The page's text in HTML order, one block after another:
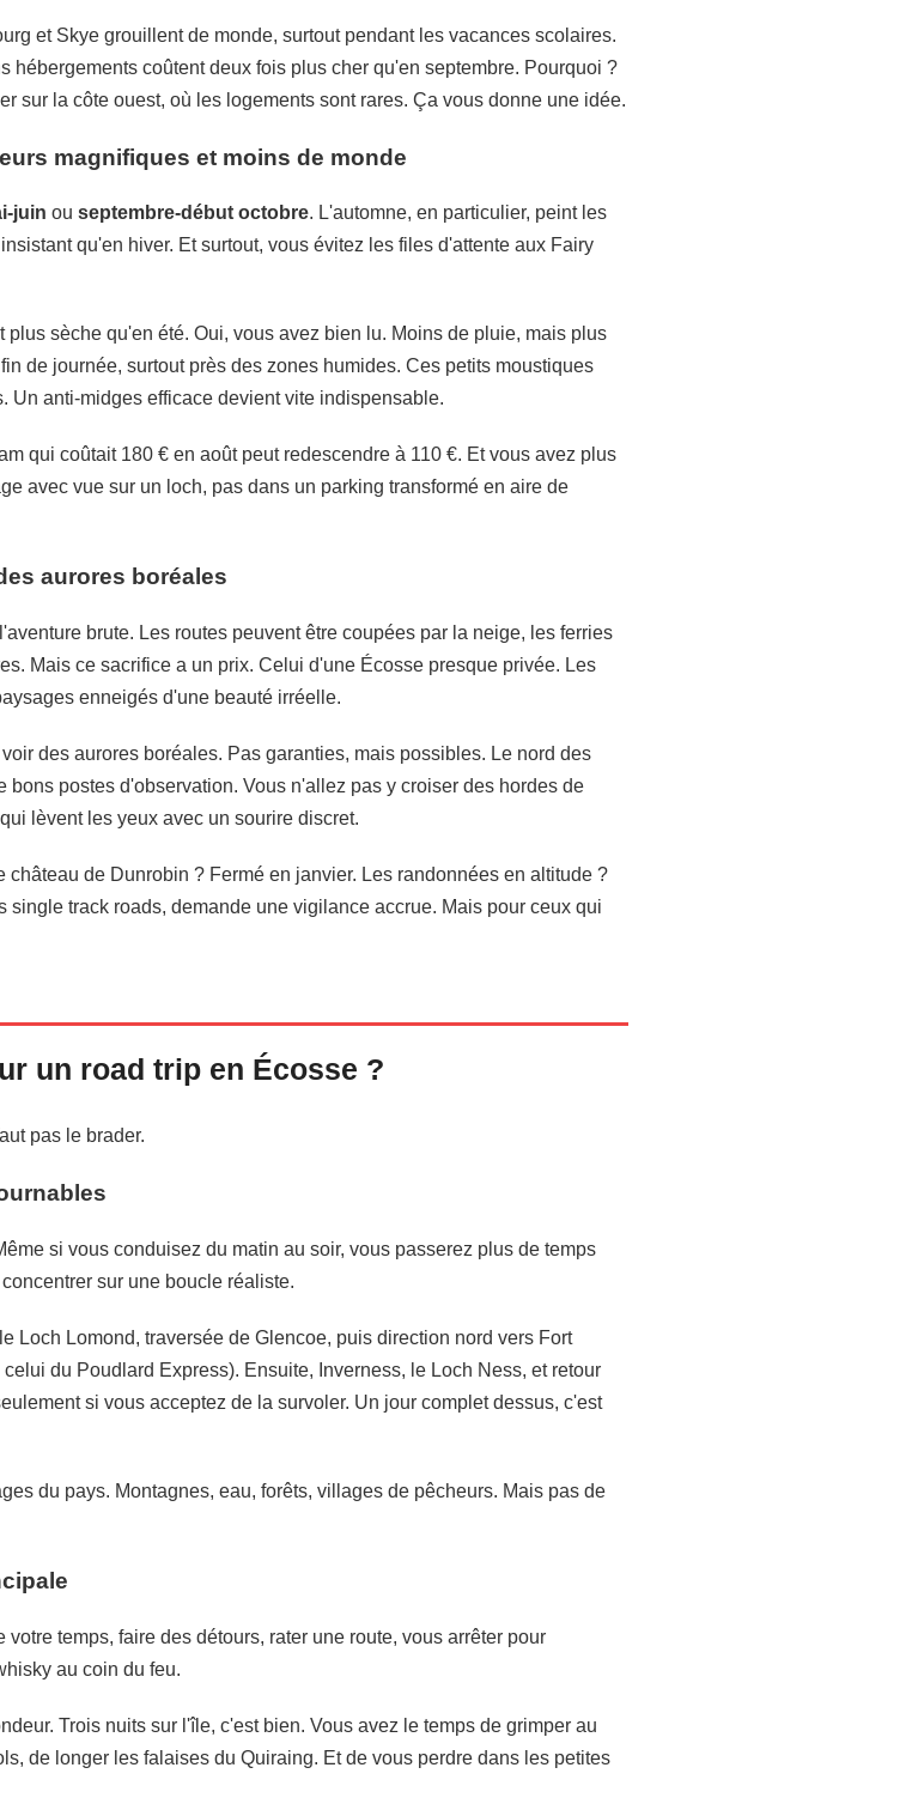
et Skye grouillent de monde, surtout pendant les vacances scolaires.
hébergements coûtent deux fois plus cher qu'en septembre. Pourquoi ?
sur la côte ouest, où les logements sont rares. Ça vous donne une idée.
magnifiques et moins de monde
juin ou septembre-début octobre. L'automne, en particulier, peint les
qu'en hiver. Et surtout, vous évitez les files d'attente aux Fairy
sèche qu'en été. Oui, vous avez bien lu. Moins de pluie, mais plus
de journée, surtout près des zones humides. Ces petits moustiques
Un anti-midges efficace devient vite indispensable.
qui coûtait 180 € en août peut redescendre à 110 €. Et vous avez plus
avec vue sur un loch, pas dans un parking transformé en aire de
aurores boréales
brute. Les routes peuvent être coupées par la neige, les ferries
Mais ce sacrifice a un prix. Celui d'une Écosse presque privée. Les
enneigés d'une beauté irréelle.
des aurores boréales. Pas garanties, mais possibles. Le nord des
bons postes d'observation. Vous n'allez pas y croiser des hordes de
lèvent les yeux avec un sourire discret.
château de Dunrobin ? Fermé en janvier. Les randonnées en altitude ?
single track roads, demande une vigilance accrue. Mais pour ceux qui
un road trip en Écosse ?
pas le brader.
si vous conduisez du matin au soir, vous passerez plus de temps
sur une boucle réaliste.
Loch Lomond, traversée de Glencoe, puis direction nord vers Fort
du Poudlard Express). Ensuite, Inverness, le Loch Ness, et retour
si vous acceptez de la survoler. Un jour complet dessus, c'est
du pays. Montagnes, eau, forêts, villages de pêcheurs. Mais pas de
votre temps, faire des détours, rater une route, vous arrêter pour
au coin du feu.
Trois nuits sur l'île, c'est bien. Vous avez le temps de grimper au
de longer les falaises du Quiraing. Et de vous perdre dans les petites